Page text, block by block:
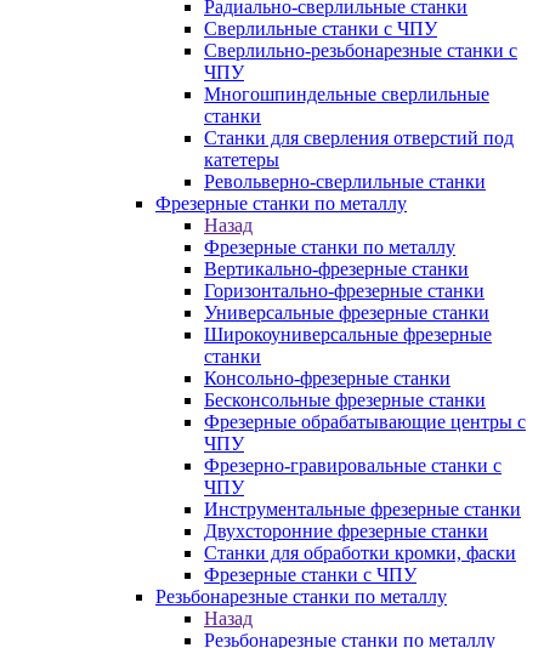
Радиально-сверлильные станки
Сверлильные станки с ЧПУ
Сверлильно-резьбонарезные станки с
ЧПУ
Многошпиндельные сверлильные
станки
Станки для сверления отверстий под
катетеры
Револьверно-сверлильные станки
Фрезерные станки по металлу
Назад
Фрезерные станки по металлу
Вертикально-фрезерные станки
Горизонтально-фрезерные станки
Универсальные фрезерные станки
Широкоуниверсальные фрезерные
станки
Консольно-фрезерные станки
Бесконсольные фрезерные станки
Фрезерные обрабатывающие центры с
ЧПУ
Фрезерно-гравировальные станки с
ЧПУ
Инструментальные фрезерные станки
Двухсторонние фрезерные станки
Станки для обработки кромки, фаски
Фрезерные станки с ЧПУ
Резьбонарезные станки по металлу
Назад
Резьбонарезные станки по металлу